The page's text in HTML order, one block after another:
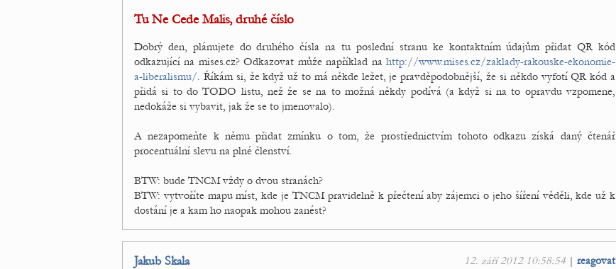
Tu Ne Cede Malis, druhé číslo
Dobrý den, plánujete do druhého čísla na tu poslední stranu ke kontaktním údajům přidat QR kód
odkazující na mises.cz? Odkazovat může například na http://www.mises.cz/zaklady-rakouske-ekonomie-
a-liberalismu/. Říkám si, že když už to má někde ležet, je pravděpodobnější, že si někdo vyfotí QR kód a
přidá si to do TODO listu, než že se na to možná někdy podívá (a když si na to opravdu vzpomene,
nedokáže si vybavit, jak že se to jmenovalo).
A nezapomeňte k němu přidat zmínku o tom, že prostřednictvím tohoto odkazu získá daný čtenář
procentuální slevu na plné členství.
BTW: bude TNCM vždy o dvou stranách?
BTW: vytvoříte mapu míst, kde je TNCM pravidelně k přečtení aby zájemci o jeho šíření věděli, kde už k
dostání je a kam ho naopak mohou zanést?
12. září 2012 10:58:54 | reagovat
Jakub Skala